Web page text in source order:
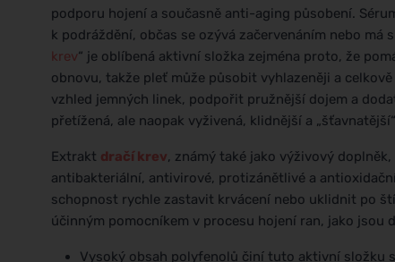
podporu hojení a současně anti-aging působení.
k podráždění, občas se ozývá začervenáním nebo
krev“ je oblíbená aktivní složka zejména proto, že
obnovu, takže pleť může působit vyhlazeněji a
vzhled jemných linek, podpořit pružnější dojem a
přetížená, ale naopak vyživená, klidnější a
Extrakt dračí krev, známý také jako výživový
antibakteriální, antivirové, protizánětlivé a
schopnost rychle zastavit krvácení nebo uklidnit po
účinným pomocníkem v procesu hojení ran, jako jsou
Vysoký obsah polyfenolů činí tuto aktivní složku